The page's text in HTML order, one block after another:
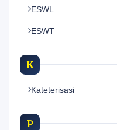
ESWL
ESWT
K
Kateterisasi
P